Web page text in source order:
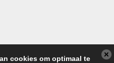
cookies om optimaal te